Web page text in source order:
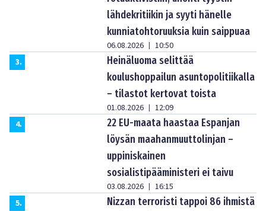
lähdekritiikin ja syyti hänelle
kunniatohtoruuksia kuin saippuaa
06.08.2026 | 10:50
3.
Heinäluoma selittää
koulushoppailun asuntopolitiikalla
– tilastot kertovat toista
01.08.2026 | 12:09
4.
22 EU-maata haastaa Espanjan
löysän maahanmuuttolinjan –
uppiniskainen
sosialistipääministeri ei taivu
03.08.2026 | 16:15
5.
Nizzan terroristi tappoi 86 ihmistä